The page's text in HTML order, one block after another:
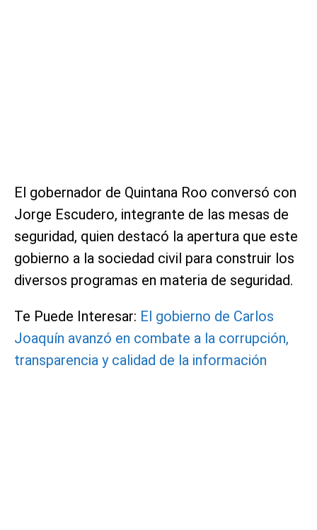
El gobernador de Quintana Roo conversó con
Jorge Escudero, integrante de las mesas de
seguridad, quien destacó la apertura que este
gobierno a la sociedad civil para construir los
diversos programas en materia de seguridad.
Te Puede Interesar: El gobierno de Carlos
Joaquín avanzó en combate a la corrupción,
transparencia y calidad de la información